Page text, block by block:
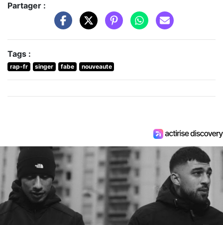
Partager :
Tags :
rap-fr singer fabe nouveaute